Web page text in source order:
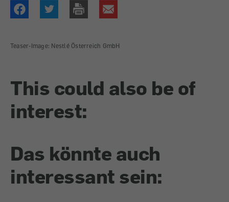
Teaser-Image: Nestlé Österreich GmbH
This could also be of
interest:
Das könnte auch
interessant sein: